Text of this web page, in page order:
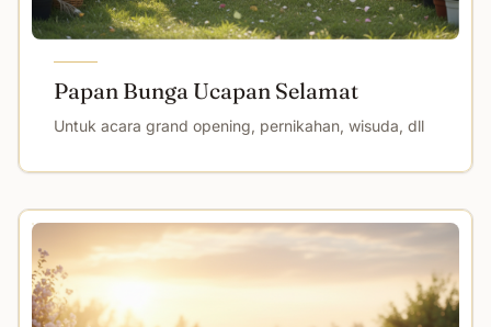
Papan Bunga Ucapan Selamat
Untuk acara grand opening, pernikahan, wisuda, dll